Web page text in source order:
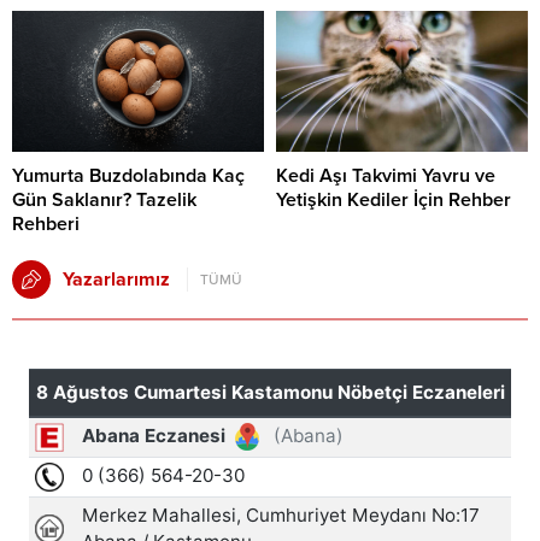
Yumurta Buzdolabında Kaç
Gün Saklanır? Tazelik
Rehberi
Kedi Aşı Takvimi Yavru ve
Yetişkin Kediler İçin Rehber
Yazarlarımız TÜMÜ